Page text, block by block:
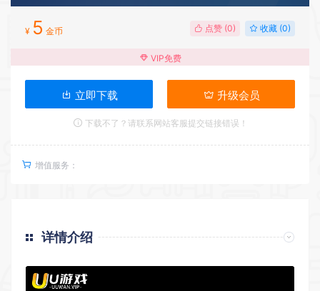
¥ 5 金币 点赞 (0) 收藏 (0)
VIP免费
立即下载 升级会员
下载不了？请联系网站客服提交链接错误！
增值服务：
详情介绍